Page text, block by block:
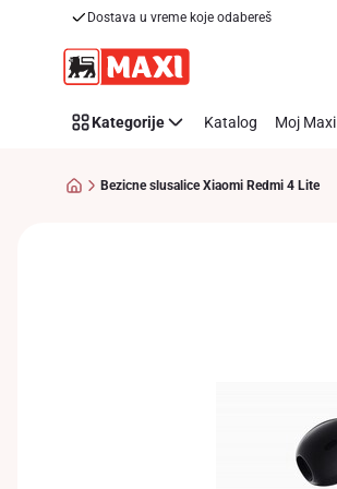
Dostava u vreme koje odabereš
Kategorije Katalog Moj Maxi
Bezicne slusalice Xiaomi Redmi 4 Lite